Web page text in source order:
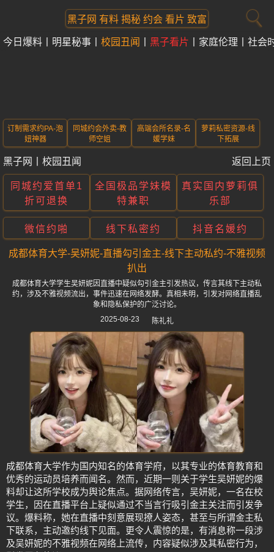
黑子网 有料 揭秘 约会 看片 致富
今日爆料 明星秘事 校园丑闻 黑子看片 家庭伦理 社会
订制需求约PA-泡
妞神器
同城约会外卖-教
师空姐
高端会所名录-名
媛学妹
萝莉私密资源-线
下拓展
黑子网 校园丑闻 返回上页
同城约爱首单1
折可退换
全国极品学妹模
特兼职
真实国内萝莉俱
乐部
微信约啪 线下私密约 抖音名媛约
成都体育大学-吴妍妮-直播勾引金主-线下主动私约-不雅视频
扒出
成都体育大学学生吴妍妮因直播中疑似勾引金主引发热议，传言其线下主动私
约，涉及不雅视频流出，事件迅速在网络发酵。真相未明，引发对网络直播乱
象和隐私保护的广泛讨论。
2025-08-23
陈礼礼
成都体育大学作为国内知名的体育学府，以其专业的体育教育和
优秀的运动员培养而闻名。然而，近期一则关于学生吴妍妮的爆
料却让这所学校成为舆论焦点。据网络传言，吴妍妮，一名在校
学生，因在直播平台上疑似通过不当言行吸引金主关注而引发争
议。爆料称，她在直播中刻意展现撩人姿态，甚至与所谓金主私
下联系，主动邀约线下见面。更令人震惊的是，有消息称一段涉
及吴妍妮的不雅视频在网络上流传，内容疑似涉及其私密行为，